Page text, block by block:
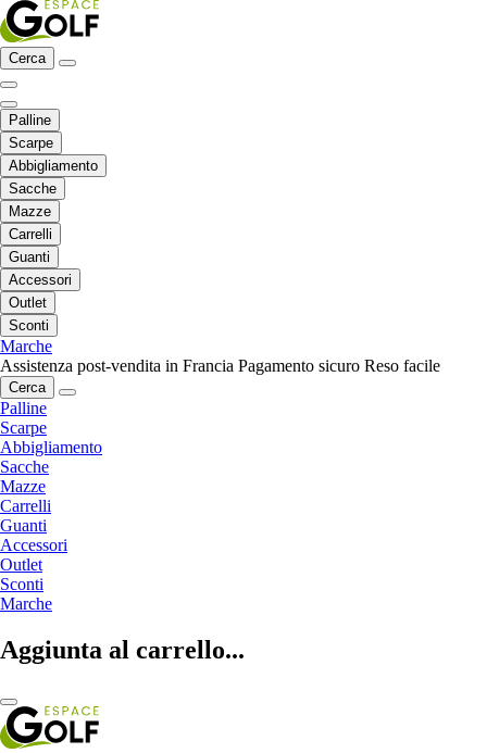
Cerca
Palline
Scarpe
Abbigliamento
Sacche
Mazze
Carrelli
Guanti
Accessori
Outlet
Sconti
Marche
Assistenza post-vendita in Francia Pagamento sicuro Reso facile
Cerca
Palline
Scarpe
Abbigliamento
Sacche
Mazze
Carrelli
Guanti
Accessori
Outlet
Sconti
Marche
Aggiunta al carrello...